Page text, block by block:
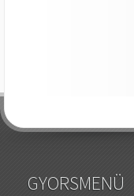
GYORSMENÜ